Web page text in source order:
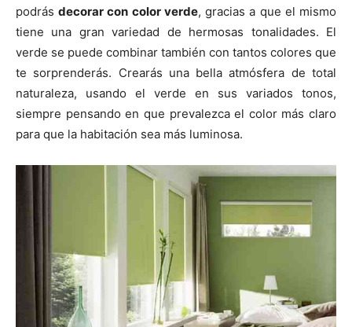
podrásdecorar con color verde, gracias a que el mismo
tiene una gran variedad de hermosas tonalidades. El
verde se puede combinar también con tantos colores que
te sorprenderás. Crearás una bella atmósfera de total
naturaleza, usando el verde en sus variados tonos,
siempre pensando en que prevalezca el color más claro
para que la habitación sea más luminosa.